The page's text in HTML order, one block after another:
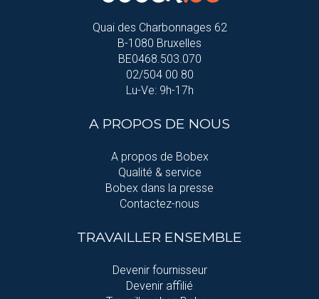
Quai des Charbonnages 62
B-1080 Bruxelles
BE0468.503.070
02/504 00 80
Lu-Ve: 9h-17h
A PROPOS DE NOUS
A propos de Bobex
Qualité & service
Bobex dans la presse
Contactez-nous
TRAVAILLER ENSEMBLE
Devenir fournisseur
Devenir affilié